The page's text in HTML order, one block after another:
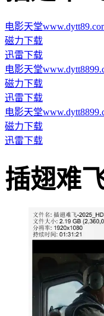
电影天堂
磁力下载
迅雷下载
电影天堂
磁力下载
迅雷下载
电影天堂
磁力下载
迅雷下载
插翅难